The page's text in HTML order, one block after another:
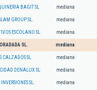
BAGIT SL mediana
GROUP SL. mediana
ESCOLANO SL mediana
SL. mediana
CALZADOS SL. mediana
DENALUX SL mediana
SL. mediana